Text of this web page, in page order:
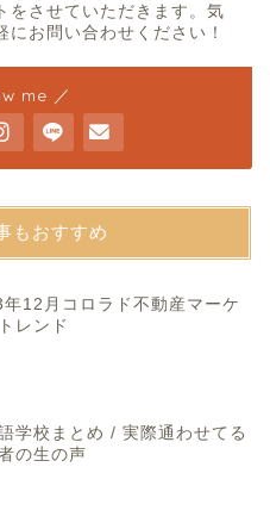
をさせていただきます。気
お問い合わせください！
me ／
もおすすめ
12月コロラド不動産マーケ
レンド
学校まとめ / 実際通わせてる
の生の声